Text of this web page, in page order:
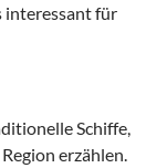
interessant für
Schiffe,
erzählen.